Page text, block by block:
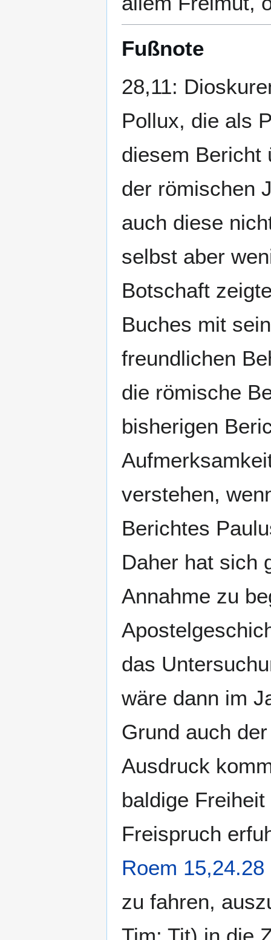
Fußnote
28,11:
Pollux, die als
diesem Bericht
der römischen
auch diese
selbst aber
Botschaft
Buches mit
freundlichen
die römische
bisherigen
verstehen,
Berichtes
Daher hat sich
Annahme zu
das
wäre dann im
Grund auch
Ausdruck
baldige
Freispruch
Roem 15,24.28
zu fahren,